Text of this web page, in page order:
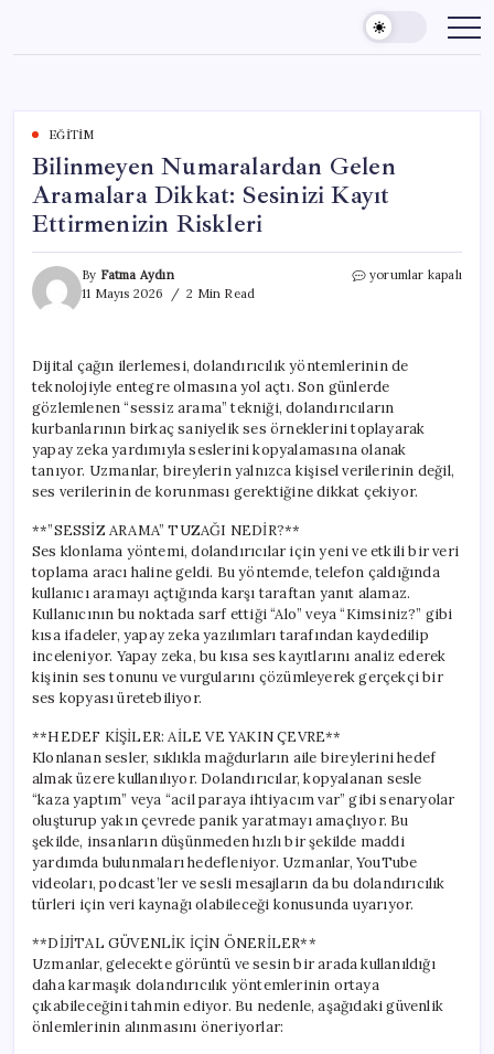
content
EĞITIM
Bilinmeyen Numaralardan Gelen
Aramalara Dikkat: Sesinizi Kayıt
Ettirmenizin Riskleri
By Fatma Aydın
11 Mayıs 2026
2 Min Read
Bilinmeyen
Sesinizi
Kayıt
Ettirmenizin
Riskleri
için
yorumlar kapalı
Dijital çağın ilerlemesi, dolandırıcılık yöntemlerinin de
teknolojiyle entegre olmasına yol açtı. Son günlerde
gözlemlenen “sessiz arama” tekniği, dolandırıcıların
kurbanlarının birkaç saniyelik ses örneklerini toplayarak
yapay zeka yardımıyla seslerini kopyalamasına olanak
tanıyor. Uzmanlar, bireylerin yalnızca kişisel verilerinin değil,
ses verilerinin de korunması gerektiğine dikkat çekiyor.
**”SESSİZ ARAMA” TUZAĞI NEDİR?**
Ses klonlama yöntemi, dolandırıcılar için yeni ve etkili bir veri
toplama aracı haline geldi. Bu yöntemde, telefon çaldığında
kullanıcı aramayı açtığında karşı taraftan yanıt alamaz.
Kullanıcının bu noktada sarf ettiği “Alo” veya “Kimsiniz?” gibi
kısa ifadeler, yapay zeka yazılımları tarafından kaydedilip
inceleniyor. Yapay zeka, bu kısa ses kayıtlarını analiz ederek
kişinin ses tonunu ve vurgularını çözümleyerek gerçekçi bir
ses kopyası üretebiliyor.
**HEDEF KİŞİLER: AİLE VE YAKIN ÇEVRE**
Klonlanan sesler, sıklıkla mağdurların aile bireylerini hedef
almak üzere kullanılıyor. Dolandırıcılar, kopyalanan sesle
“kaza yaptım” veya “acil paraya ihtiyacım var” gibi senaryolar
oluşturup yakın çevrede panik yaratmayı amaçlıyor. Bu
şekilde, insanların düşünmeden hızlı bir şekilde maddi
yardımda bulunmaları hedefleniyor. Uzmanlar, YouTube
videoları, podcast’ler ve sesli mesajların da bu dolandırıcılık
türleri için veri kaynağı olabileceği konusunda uyarıyor.
**DİJİTAL GÜVENLİK İÇİN ÖNERİLER**
Uzmanlar, gelecekte görüntü ve sesin bir arada kullanıldığı
daha karmaşık dolandırıcılık yöntemlerinin ortaya
çıkabileceğini tahmin ediyor. Bu nedenle, aşağıdaki güvenlik
önlemlerinin alınmasını öneriyorlar: